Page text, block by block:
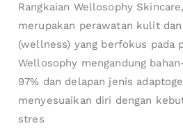
Rangkaian Wellosophy
merupakan perawatan kulit
(wellness) yang berfokus pada
Wellosophy mengandung
97% dan delapan jenis
menyesuaikan diri dengan
stres